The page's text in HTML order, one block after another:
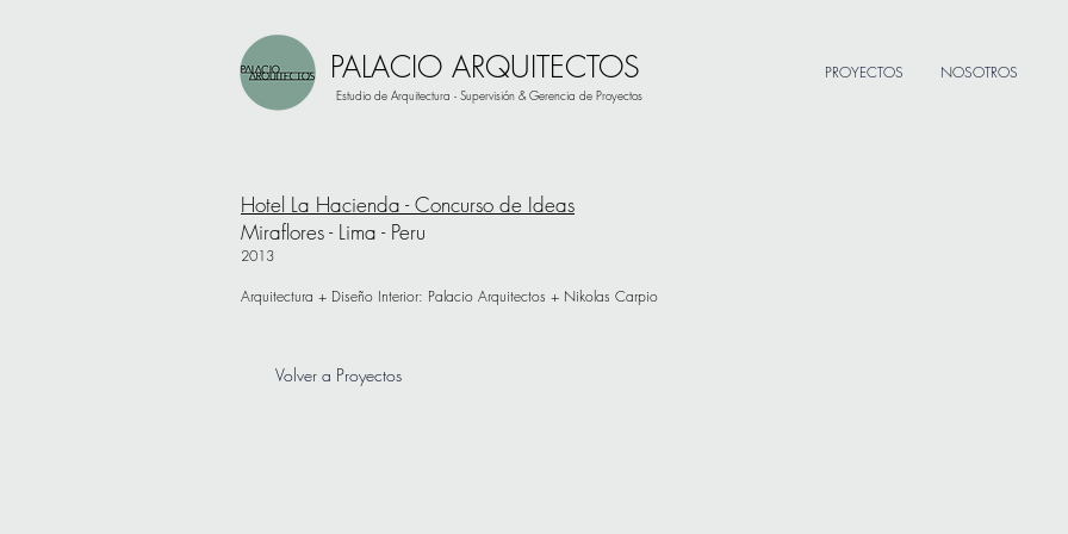
PALACIO ARQUITECTOS
Estudio de Arquitectura - Supervisión & Gerencia de Proyectos
PROYECTOS NOSOTROS
Hotel La Hacienda - Concurso de Ideas
Miraflores - Lima - Peru
2013
Arquitectura + Diseño Interior: Palacio Arquitectos + Nikolas Carpio
Volver a Proyectos